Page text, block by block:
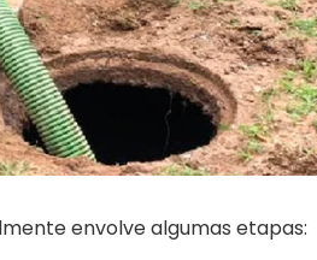
envolve algumas etapas: